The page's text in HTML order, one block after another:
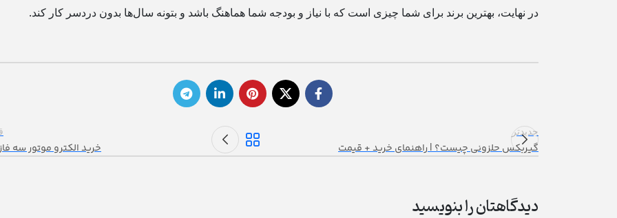
در نهایت، بهترین برند برای شما چیزی است که با نیاز و بودجه‌ شما هماهنگ باشد و بتونه سال‌ها بدون دردسر کار کند.
جدیدتر
گیربکس حلزونی چیست؟ | راهنمای خرید + قیمت خرید الکترو موتور سه
دیدگاهتان را بنویسید